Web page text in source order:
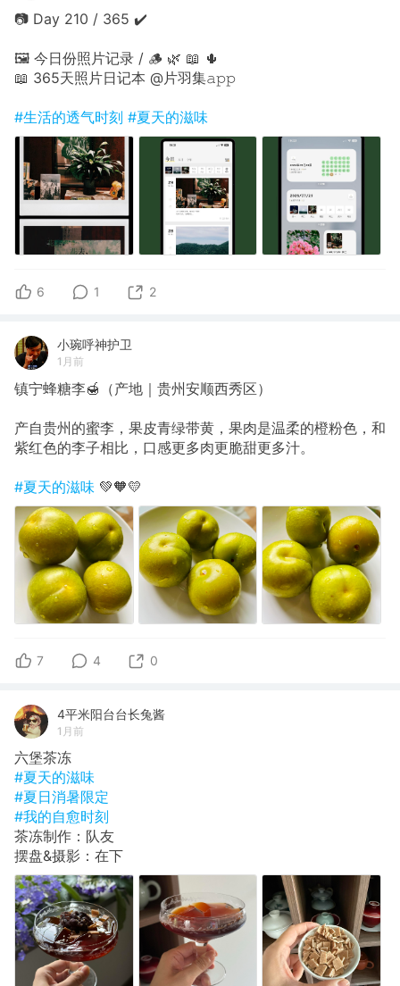
📷 Day 210 / 365 ✔️
🖼 今日份照片记录 / 🪵 🌿 📖 🌵
📖 365天照片日记本 @片羽集𝚊𝚙𝚙
#生活的透气时刻 #夏天的滋味
6 1 2
小琬呼神护卫
1月前
镇宁蜂糖李🍯（产地｜贵州安顺西秀区）
产自贵州的蜜李，果皮青绿带黄，果肉是温柔的橙粉色，和
紫红色的李子相比，口感更多肉更脆甜更多汁。
#夏天的滋味 💚🧡💛
7 4 0
4平米阳台台长兔酱
1月前
六堡茶冻
#夏天的滋味
#夏日消暑限定
#我的自愈时刻
茶冻制作：队友
摆盘&摄影：在下